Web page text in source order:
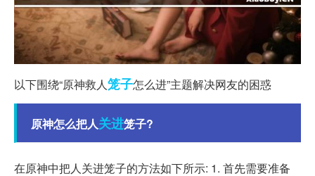
以下围绕“原神救人笼子怎么进”主题解决网友的困惑
原神怎么把人关进笼子?
在原神中把人关进笼子的方法如下所示: 1. 首先需要准备